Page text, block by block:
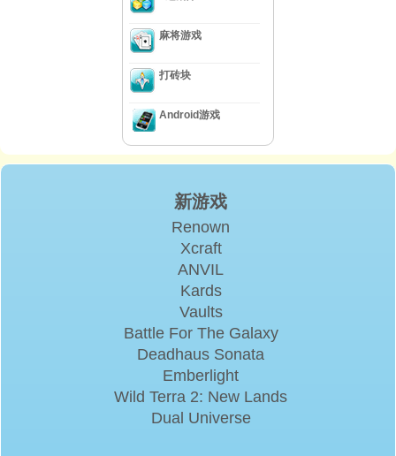
麻将游戏
打砖块
Android游戏
新游戏
Renown
Xcraft
ANVIL
Kards
Vaults
Battle For The Galaxy
Deadhaus Sonata
Emberlight
Wild Terra 2: New Lands
Dual Universe